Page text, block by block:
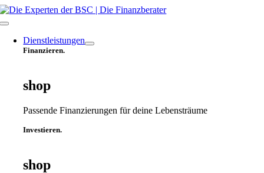
Zum
Inhalt
Toggle
NavigationDienstleistungen
Finanzieren.
shop
Passende Finanzierungen für deine Lebensträume
Investieren.
shop